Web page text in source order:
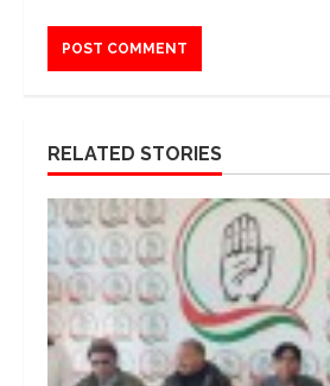
RELATED STORIES